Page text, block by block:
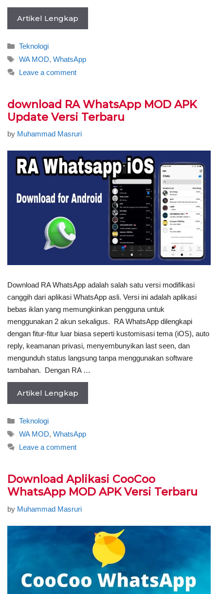
Artikel Lengkap
Categories
Teknologi
Tags
WA MOD, WhatsApp
Leave a comment
download RA WhatsApp MOD APK
Update Versi Terbaru
by Muhammad Masruri
Download RA WhatsApp adalah salah satu versi modifikasi
canggih dari aplikasi WhatsApp asli. Versi ini adalah aplikasi
bebas iklan yang memungkinkan pengguna untuk
menggunakan 2 akun sekaligus. RA WhatsApp dilengkapi
dengan fitur-fitur luar biasa seperti kustomisasi tema (iOS), auto
reply, keamanan privasi, menyembunyikan last seen, dan
mengunduh status langsung tanpa menggunakan software
tambahan. Dengan RA …
Artikel Lengkap
Categories
Teknologi
Tags
WA MOD, WhatsApp
Leave a comment
Download Aplikasi CooCoo
WhatsApp MOD APK Versi Terbaru
by Muhammad Masruri